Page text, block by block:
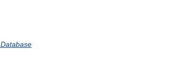
Database